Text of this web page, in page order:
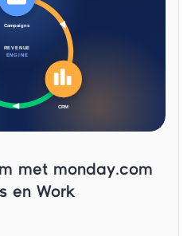
met monday.com
en Work